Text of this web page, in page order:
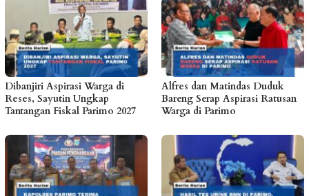
Dibanjiri Aspirasi Warga di
Reses, Sayutin Ungkap
Tantangan Fiskal Parimo 2027
Alfres dan Matindas Duduk
Bareng Serap Aspirasi Ratusan
Warga di Parimo